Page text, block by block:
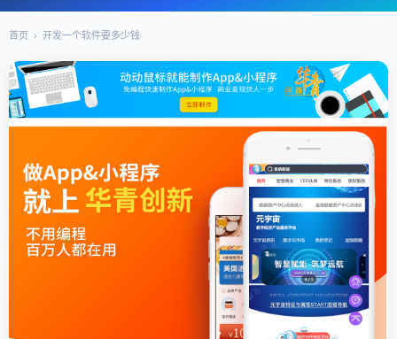
首页 › 开发一个软件要多少钱